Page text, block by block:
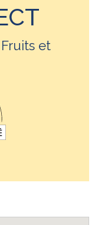
et